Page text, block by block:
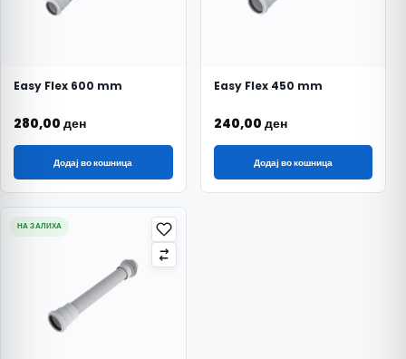
Easy Flex 600 mm
280,00 ден
Додај во кошница
Easy Flex 450 mm
240,00 ден
Додај во кошница
НА ЗАЛИХА